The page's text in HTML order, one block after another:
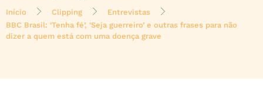
Início Clipping
Entrevistas
BBC Brasil: ‘Tenha fé’, ‘Seja guerreiro’ e outras frases para não
dizer a quem está com uma doença grave